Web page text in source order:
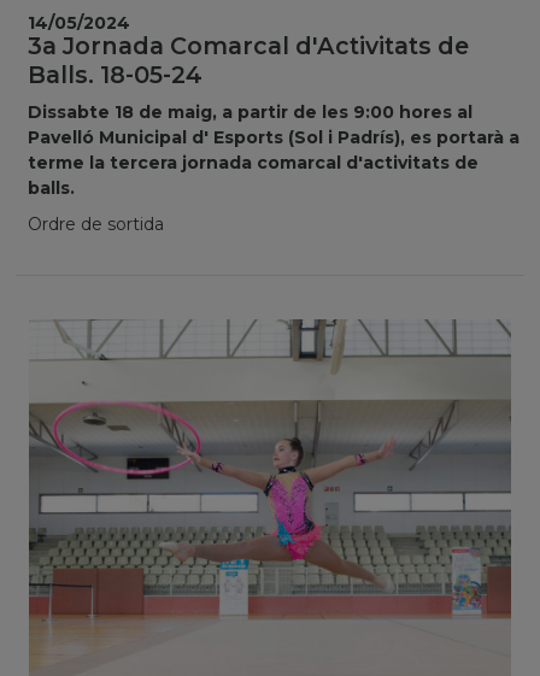
3a Jornada Comarcal d'Activitats de
Balls. 18-05-24
Dissabte 18 de maig, a partir de les 9:00 hores al
Pavelló Municipal d' Esports (Sol i Padrís), es portarà a
terme la tercera jornada comarcal d'activitats de
balls.
Ordre de sortida
14/05/2024